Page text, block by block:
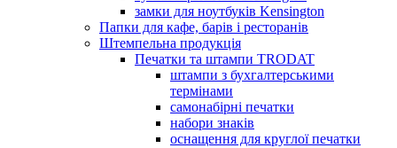
замки для ноутбуків Kensington
Папки для кафе, барів і ресторанів
Штемпельна продукція
Печатки та штампи TRODAT
штампи з бухгалтерськими
термінами
самонабірні печатки
набори знаків
оснащення для круглої печатки